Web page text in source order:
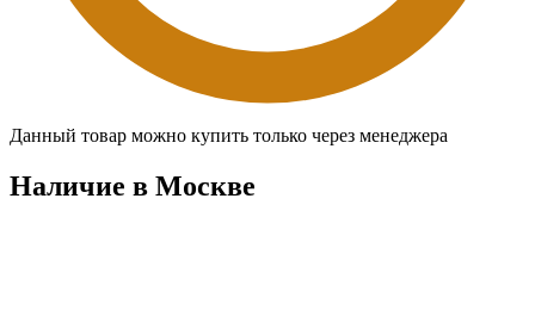
Данный товар можно купить только через менеджера
Наличие в Москвe